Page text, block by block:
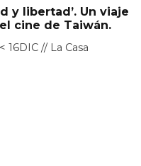
y libertad’. Un viaje
cine de Taiwán.
16DIC // La Casa